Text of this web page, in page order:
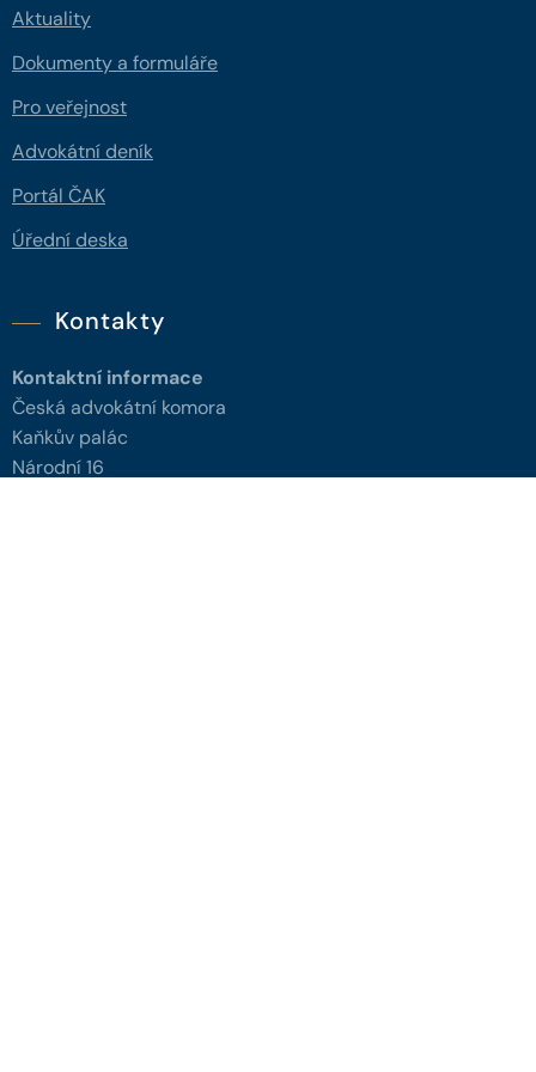
Aktuality
Dokumenty a formuláře
Pro veřejnost
Advokátní deník
Portál ČAK
Úřední deska
Kontakty
Kontaktní informace
Česká advokátní komora
Kaňkův palác
Národní 16